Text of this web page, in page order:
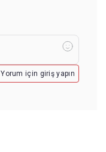
Yorum için giriş yapın